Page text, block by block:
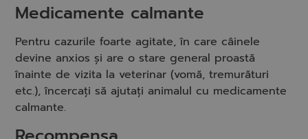
Medicamente calmante
Pentru cazurile foarte agitate, în care câinele
devine anxios și are o stare general proastă
înainte de vizita la veterinar (vomă, tremurături
etc.), încercați să ajutați animalul cu medicamente
calmante.